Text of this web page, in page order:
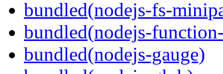
bundled(nodejs-fs-
bundled(nodejs-
bundled(nodejs-gauge)